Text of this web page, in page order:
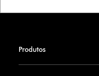
Produtos